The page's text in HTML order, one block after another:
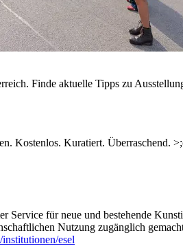
Finde aktuelle Tipps zu
Kostenlos. Kuratiert. Überraschend.
für neue und bestehende
Nutzung zugänglich
esel